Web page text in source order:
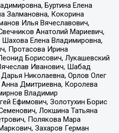
Буртина Елена
Залмановна, Кокорина
Илья Вячеславович,
Анатолий Мариевич,
Елена Владимировна,
Протасова Ирина
Борисович, Лукашевский
Иванович, Шабад
Николаевна, Орлов Олег
Дмитриевна, Королева
Владимир
Ефимович, Золотухин Борис
Локшина Татьяна
Полякова Мара
Захаров Герман